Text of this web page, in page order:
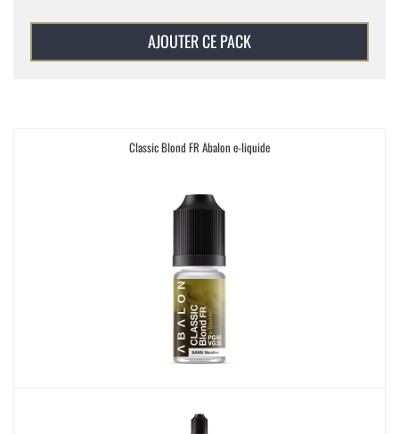
AJOUTER CE PACK
Classic Blond FR Abalon e-liquide